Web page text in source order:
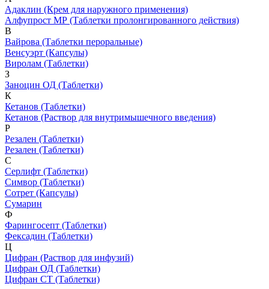
Адаклин (Крем для наружного применения)
Алфупрост МР (Таблетки пролонгированного действия)
В
Вайрова (Таблетки пероральные)
Венсуэрт (Капсулы)
Виролам (Таблетки)
З
Заноцин ОД (Таблетки)
К
Кетанов (Таблетки)
Кетанов (Раствор для внутримышечного введения)
Р
Резален (Таблетки)
Резален (Таблетки)
С
Серлифт (Таблетки)
Симвор (Таблетки)
Сотрет (Капсулы)
Сумарин
Ф
Фарингосепт (Таблетки)
Фексадин (Таблетки)
Ц
Цифран (Раствор для инфузий)
Цифран ОД (Таблетки)
Цифран СТ (Таблетки)